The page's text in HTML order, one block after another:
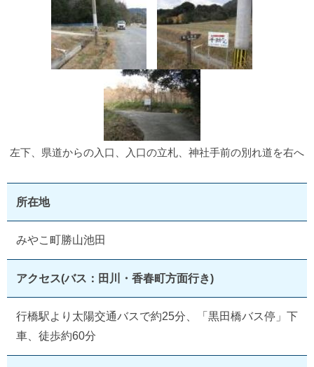
左下、県道からの入口、入口の立札、神社手前の別れ道を右へ
所在地
みやこ町勝山池田
アクセス(バス：田川・香春町方面行き)
行橋駅より太陽交通バスで約25分、「黒田橋バス停」下
車、徒歩約60分